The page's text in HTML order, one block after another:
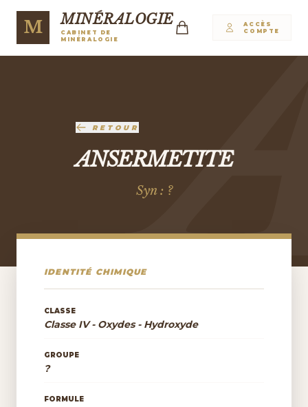
M MINÉRALOGIE
CABINET DE
MINÉRALOGIE
ACCÈS
COMPTE
RETOUR
ANSERMETITE
Syn : ?
IDENTITÉ CHIMIQUE
CLASSE
Classe IV - Oxydes - Hydroxyde
GROUPE
?
FORMULE